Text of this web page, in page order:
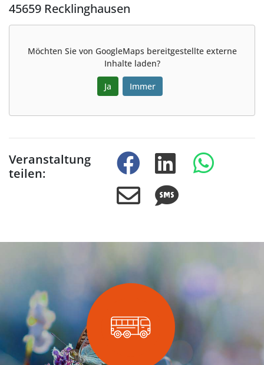
45659 Recklinghausen
Möchten Sie von GoogleMaps bereitgestellte externe
Inhalte laden?
Ja Immer
Veranstaltung
teilen: